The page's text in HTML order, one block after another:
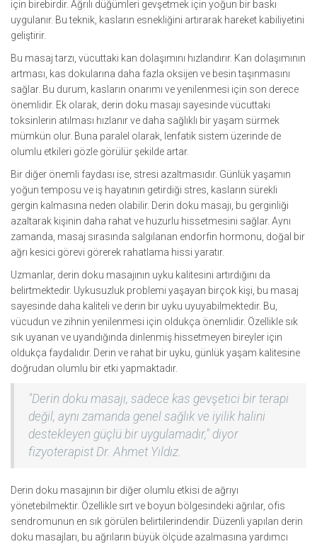
için birebirdir. Ağrılı düğümleri gevşetmek için yoğun bir baskı
uygulanır. Bu teknik, kasların esnekliğini artırarak hareket kabiliyetini
geliştirir.
Bu masaj tarzı, vücuttaki kan dolaşımını hızlandırır. Kan dolaşımının
artması, kas dokularına daha fazla oksijen ve besin taşınmasını
sağlar. Bu durum, kasların onarımı ve yenilenmesi için son derece
önemlidir. Ek olarak, derin doku masajı sayesinde vücuttaki
toksinlerin atılması hızlanır ve daha sağlıklı bir yaşam sürmek
mümkün olur. Buna paralel olarak, lenfatik sistem üzerinde de
olumlu etkileri gözle görülür şekilde artar.
Bir diğer önemli faydası ise, stresi azaltmasıdır. Günlük yaşamın
yoğun temposu ve iş hayatının getirdiği stres, kasların sürekli
gergin kalmasına neden olabilir. Derin doku masajı, bu gerginliği
azaltarak kişinin daha rahat ve huzurlu hissetmesini sağlar. Aynı
zamanda, masaj sırasında salgılanan endorfin hormonu, doğal bir
ağrı kesici görevi görerek rahatlama hissi yaratır.
Uzmanlar, derin doku masajının uyku kalitesini artırdığını da
belirtmektedir. Uykusuzluk problemi yaşayan birçok kişi, bu masaj
sayesinde daha kaliteli ve derin bir uyku uyuyabilmektedir. Bu,
vücudun ve zihnin yenilenmesi için oldukça önemlidir. Özellikle sık
sık uyanan ve uyandığında dinlenmiş hissetmeyen bireyler için
oldukça faydalıdır. Derin ve rahat bir uyku, günlük yaşam kalitesine
doğrudan olumlu bir etki yapmaktadır.
"Derin doku masajı, sadece kas gevşetici bir terapi
değil, aynı zamanda genel sağlık ve iyilik halini
destekleyen güçlü bir uygulamadır," diyor
fizyoterapist Dr. Ahmet Yıldız.
Derin doku masajının bir diğer olumlu etkisi de ağrıyı
yönetebilmektir. Özellikle sırt ve boyun bölgesindeki ağrılar, ofis
sendromunun en sık görülen belirtilerindendir. Düzenli yapılan derin
doku masajları, bu ağrıların büyük ölçüde azalmasına yardımcı